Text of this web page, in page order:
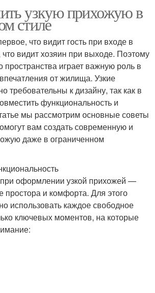
узкую прихожую в
стиле
что видит гость при входе в
видит хозяин при выходе. Поэтому
играет важную роль в
от жилища. Узкие
требовательны к дизайну, так как в
функциональность и
мы рассмотрим основные советы
вам создать современную и
даже в ограниченном
оформлении узкой прихожей —
простора и комфорта. Для этого
использовать каждое свободное
ключевых моментов, на которые